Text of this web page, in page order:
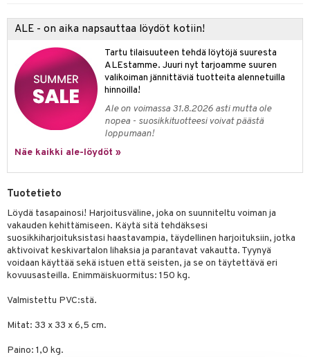
ALE - on aika napsauttaa löydöt kotiin!
Tartu tilaisuuteen tehdä löytöjä suuresta
ALEstamme. Juuri nyt tarjoamme suuren
valikoiman jännittäviä tuotteita alennetuilla
hinnoilla!
Ale on voimassa 31.8.2026 asti mutta ole
nopea - suosikkituotteesi voivat päästä
loppumaan!
Näe kaikki ale-löydöt »
Tuotetieto
Löydä tasapainosi! Harjoitusväline, joka on suunniteltu voiman ja
vakauden kehittämiseen. Käytä sitä tehdäksesi
suosikkiharjoituksistasi haastavampia, täydellinen harjoituksiin, jotka
aktivoivat keskivartalon lihaksia ja parantavat vakautta. Tyynyä
voidaan käyttää sekä istuen että seisten, ja se on täytettävä eri
kovuusasteilla. Enimmäiskuormitus: 150 kg.
Valmistettu PVC:stä.
Mitat: 33 x 33 x 6,5 cm.
Paino: 1,0 kg.